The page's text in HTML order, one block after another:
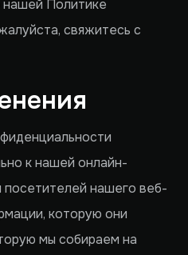
Политике
свяжитесь с
к нашей онлайн-
посетителей нашего веб-
которую они
мы собираем на